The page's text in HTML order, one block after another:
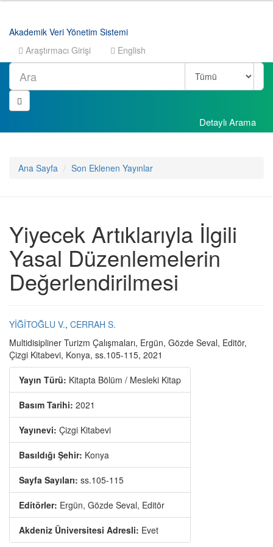
Akademik Veri Yönetim Sistemi
Araştırmacı Girişi
English
Ara
Detaylı Arama
Ana Sayfa Son Eklenen Yayınlar
Yiyecek Artıklarıyla İlgili
Yasal Düzenlemelerin
Değerlendirilmesi
YİĞİTOĞLU V., CERRAH S.
Multidisipliner Turizm Çalışmaları, Ergün, Gözde Seval, Editör,
Çizgi Kitabevi, Konya, ss.105-115, 2021
Yayın Türü: Kitapta Bölüm / Mesleki Kitap
Basım Tarihi: 2021
Yayınevi: Çizgi Kitabevi
Basıldığı Şehir: Konya
Sayfa Sayıları: ss.105-115
Editörler: Ergün, Gözde Seval, Editör
Akdeniz Üniversitesi Adresli: Evet